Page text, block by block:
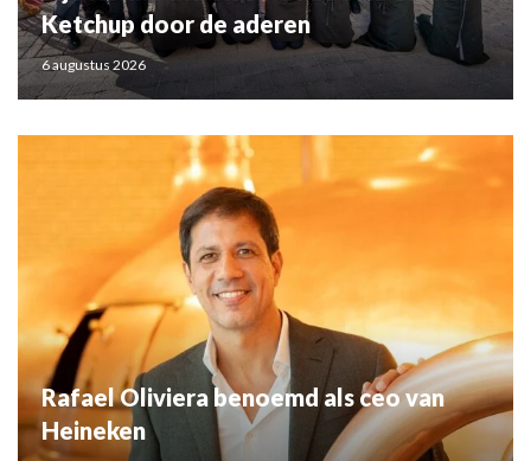
Ketchup door de aderen
6 augustus 2026
Rafael Oliviera benoemd als ceo van
Heineken